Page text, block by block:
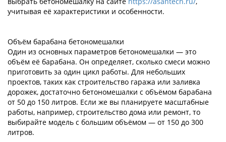
учитывая её характеристики и особенности.
Объём барабана бетономешалки
Один из основных параметров бетономешалки — это
объём её барабана. Он определяет, сколько смеси можно
приготовить за один цикл работы. Для небольших
проектов, таких как строительство гаража или заливка
дорожек, достаточно бетономешалки с объёмом барабана
от 50 до 150 литров. Если же вы планируете масштабные
работы, например, строительство дома или ремонт, то
выбирайте модель с большим объёмом — от 150 до 300
литров.